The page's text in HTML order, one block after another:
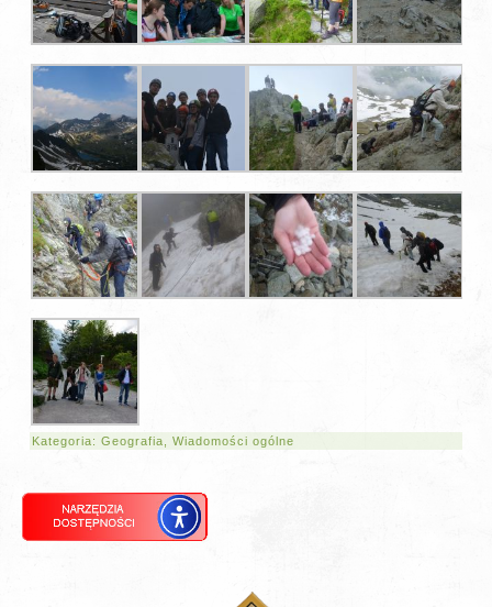
Kategoria:Geografia ,Wiadomości ogólne